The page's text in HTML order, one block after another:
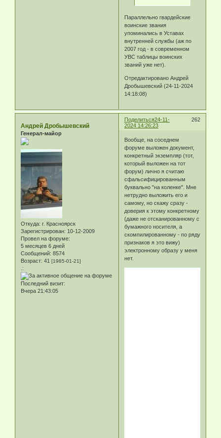
Параллельно гвардейские
воинские звания
упоминались в Уставах
внутренней службы (аж по
2007 год - в современном
УВС таблицы воинских
званий уже нет).
Отредактировано Андрей
Дробышевский (24-11-2024
14:18:08)
Поделиться 262
24-11-
2024 14:26:23
Андрей Дробышевский
Генерал-майор
Откуда: г. Красноярск
Зарегистрирован: 10-12-2009
Провел на форуме:
5 месяцев 6 дней
Сообщений: 8574
Возраст: 41 [1985-01-21]
.:
Последний визит:
Вчера 21:43:05
Вообще, на соседнем
форуме выложен документ,
конкретный экземпляр (тот,
который выложен на тот
форум) лично я считаю
сфальсифицированным
буквально "на коленке". Мне
нетрудно выложить его и
самому, но скажу сразу -
доверия к этому конкретному
(даже не отсканированному с
бумажного носителя, а
скомпилированному - по ряду
признаков я это вижу)
электронному образу у меня
нет.